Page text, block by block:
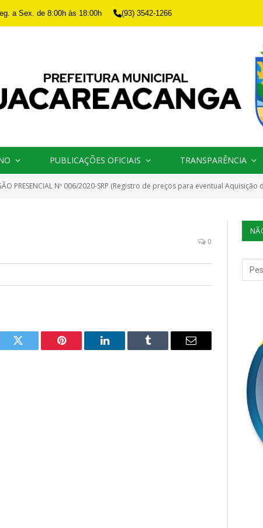
a Sex. de 8:00h às 18:00h (93) 3542-1266
PUBLICAÇÕES OFICIAIS TRANSPARÊNCIA
Nº 006/2020-SRP (Registro de preços para eventual Aquisição de combustíveis: Gasolina, Óleo Diesel, lubrificantes, para atender as necessidades de abastecimento da frota de
0
Twitter Pinterest
O
Tumblr
E-